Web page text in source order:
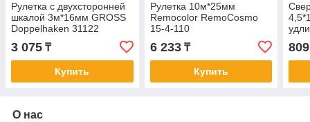
Рулетка с двухсторонней
шкалой 3м*16мм GROSS
Doppelhaken 31122
3 075 ₸
Купить
Рулетка 10м*25мм
Remocolor RemoCosmo
15-4-110
6 233₸
Купить
809
О нас